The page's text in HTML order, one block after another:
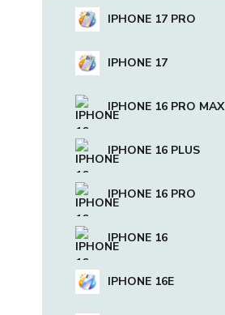
IPHONE 17 PRO
IPHONE 17
IPHONE 16 PRO MAX
IPHONE 16 PLUS
IPHONE 16 PRO
IPHONE 16
IPHONE 16E